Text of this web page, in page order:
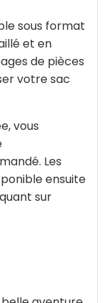
sous format
et en
de pièces
votre sac
vous
Les
ensuite
sur